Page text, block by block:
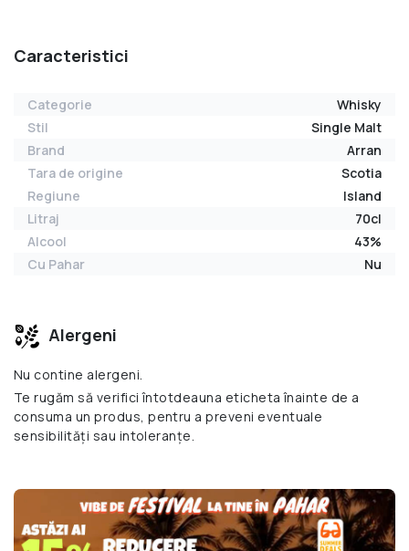
Caracteristici
Categorie
Whisky
Stil
Single Malt
Brand
Arran
Tara de origine
Scotia
Regiune
Island
Litraj
70cl
Alcool
43%
Cu Pahar
Nu
Alergeni
Nu contine alergeni.
Te rugăm să verifici întotdeauna eticheta înainte de a
consuma un produs, pentru a preveni eventuale
sensibilități sau intoleranțe.